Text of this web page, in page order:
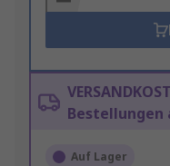
Bestellungen
Auf Lager